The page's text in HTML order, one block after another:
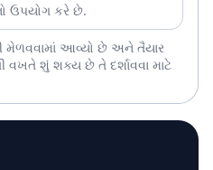
ઉપયોગ કરે છે.
મેળવવામાં આવ્યો છે અને તૈયાર
વખતે શું શક્ય છે તે દર્શાવવા માટે